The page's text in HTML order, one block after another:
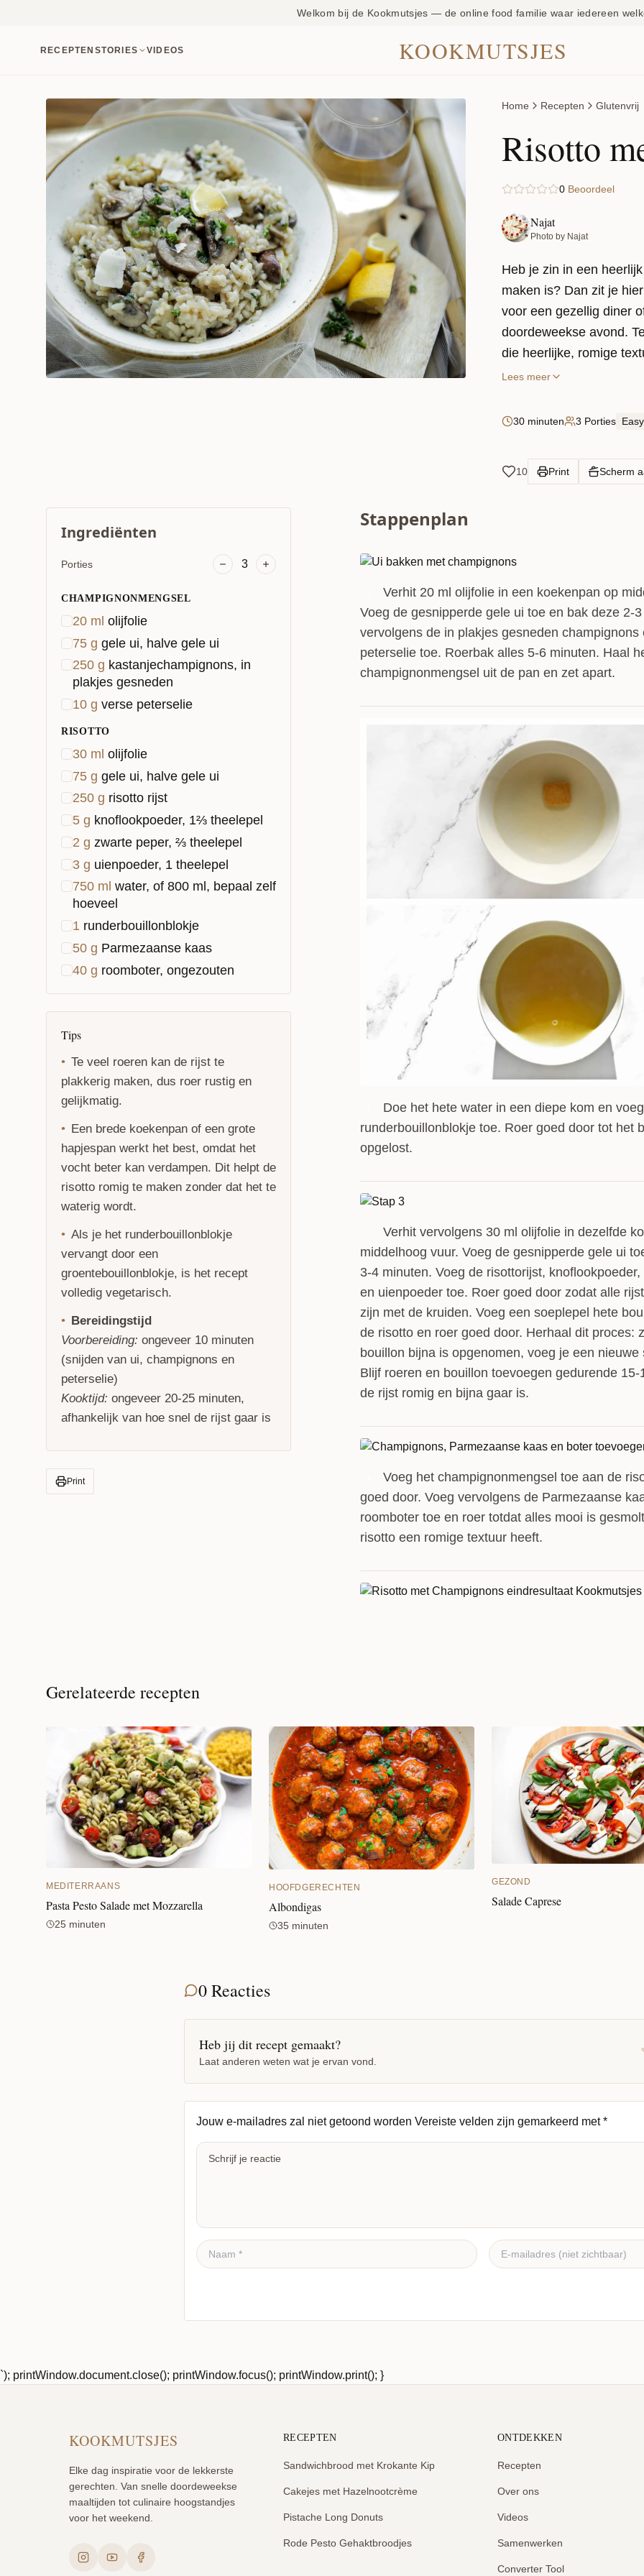
Welkom bij de Kookmutsjes — de online food familie waar iedereen
RECEPTEN STORIES VIDEOS KOOKMUTSJES
Home Recepten Glutenvrij
Risotto
0 Beoordeel
Najat
Photo by Najat
Heb je zin in een
maken is? Dan zit je
voor een gezellig diner
doordeweekse avond.
die heerlijke, romige
Lees meer
30 minuten 3 Porties Easy
10 Print Scherm
Ingrediënten
Porties 3
CHAMPIGNONMENGSEL
20 ml olijfolie
75 g gele ui, halve gele ui
250 g kastanjechampignons, in
plakjes gesneden
10 g verse peterselie
RISOTTO
30 ml olijfolie
75 g gele ui, halve gele ui
250 g risotto rijst
5 g knoflookpoeder, 1⅔ theelepel
2 g zwarte peper, ⅔ theelepel
3 g uienpoeder, 1 theelepel
750 ml water, of 800 ml, bepaal zelf
hoeveel
1 runderbouillonblokje
50 g Parmezaanse kaas
40 g roomboter, ongezouten
Tips
Te veel roeren kan de rijst te
plakkerig maken, dus roer rustig en
gelijkmatig.
Een brede koekenpan of een grote
hapjespan werkt het best, omdat het
vocht beter kan verdampen. Dit helpt de
risotto romig te maken zonder dat het te
waterig wordt.
Als je het runderbouillonblokje
vervangt door een
groentebouillonblokje, is het recept
volledig vegetarisch.
Bereidingstijd
Voorbereiding: ongeveer 10 minuten
(snijden van ui, champignons en
peterselie)
Kooktijd: ongeveer 20-25 minuten,
afhankelijk van hoe snel de rijst gaar is
Print
Stappenplan
Verhit 20 ml olijfolie in een koekenpan op
Voeg de gesnipperde gele ui toe en bak deze 2-
vervolgens de in plakjes gesneden champignons
peterselie toe. Roerbak alles 5-6 minuten. Haal
champignonmengsel uit de pan en zet apart.
Doe het hete water in een diepe kom en
runderbouillonblokje toe. Roer goed door tot het
opgelost.
Verhit vervolgens 30 ml olijfolie in dezelfde
middelhoog vuur. Voeg de gesnipperde gele ui
3-4 minuten. Voeg de risottorijst,
en uienpoeder toe. Roer goed door zodat alle
zijn met de kruiden. Voeg een soeplepel hete
de risotto en roer goed door. Herhaal dit proces:
bouillon bijna is opgenomen, voeg je een nieuwe
Blijf roeren en bouillon toevoegen gedurende
de rijst romig en bijna gaar is.
Voeg het champignonmengsel toe aan de
goed door. Voeg vervolgens de Parmezaanse
roomboter toe en roer totdat alles mooi is
risotto een romige textuur heeft.
Gerelateerde recepten
MEDITERRAANS
Pasta Pesto Salade met Mozzarella
25 minuten
HOOFDGERECHTEN
Albondigas
35 minuten
GEZOND
Salade Caprese
0 Reacties
Heb jij dit recept gemaakt?
Laat anderen weten wat je ervan vond.
Jouw e-mailadres zal niet getoond worden Vereiste velden zijn gemarkeerd met*
`); printWindow.document.close(); printWindow.focus(); printWindow.print(); }
KOOKMUTSJES
Elke dag inspiratie voor de lekkerste
gerechten. Van snelle doordeweekse
maaltijden tot culinaire hoogstandjes
voor het weekend.
RECEPTEN
Sandwichbrood met Krokante Kip
Cakejes met Hazelnootcrème
Pistache Long Donuts
Rode Pesto Gehaktbroodjes
ONTDEKKEN
Recepten
Over ons
Videos
Samenwerken
Converter Tool